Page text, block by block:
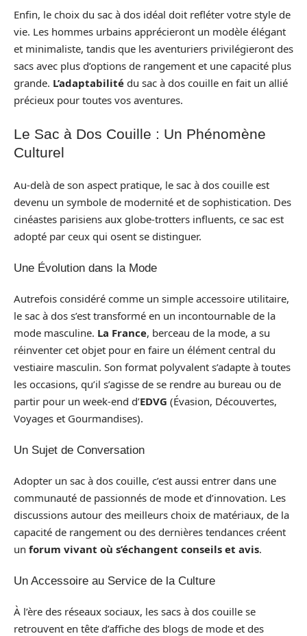
Enfin, le choix du sac à dos idéal doit refléter votre style de
vie. Les hommes urbains apprécieront un modèle élégant
et minimaliste, tandis que les aventuriers privilégieront des
sacs avec plus d’options de rangement et une capacité plus
grande. L’adaptabilité du sac à dos couille en fait un allié
précieux pour toutes vos aventures.
Le Sac à Dos Couille : Un Phénomène
Culturel
Au-delà de son aspect pratique, le sac à dos couille est
devenu un symbole de modernité et de sophistication. Des
cinéastes parisiens aux globe-trotters influents, ce sac est
adopté par ceux qui osent se distinguer.
Une Évolution dans la Mode
Autrefois considéré comme un simple accessoire utilitaire,
le sac à dos s’est transformé en un incontournable de la
mode masculine. La France, berceau de la mode, a su
réinventer cet objet pour en faire un élément central du
vestiaire masculin. Son format polyvalent s’adapte à toutes
les occasions, qu’il s’agisse de se rendre au bureau ou de
partir pour un week-end d’EDVG (Évasion, Découvertes,
Voyages et Gourmandises).
Un Sujet de Conversation
Adopter un sac à dos couille, c’est aussi entrer dans une
communauté de passionnés de mode et d’innovation. Les
discussions autour des meilleurs choix de matériaux, de la
capacité de rangement ou des dernières tendances créent
un forum vivant où s’échangent conseils et avis.
Un Accessoire au Service de la Culture
À l’ère des réseaux sociaux, les sacs à dos couille se
retrouvent en tête d’affiche des blogs de mode et des